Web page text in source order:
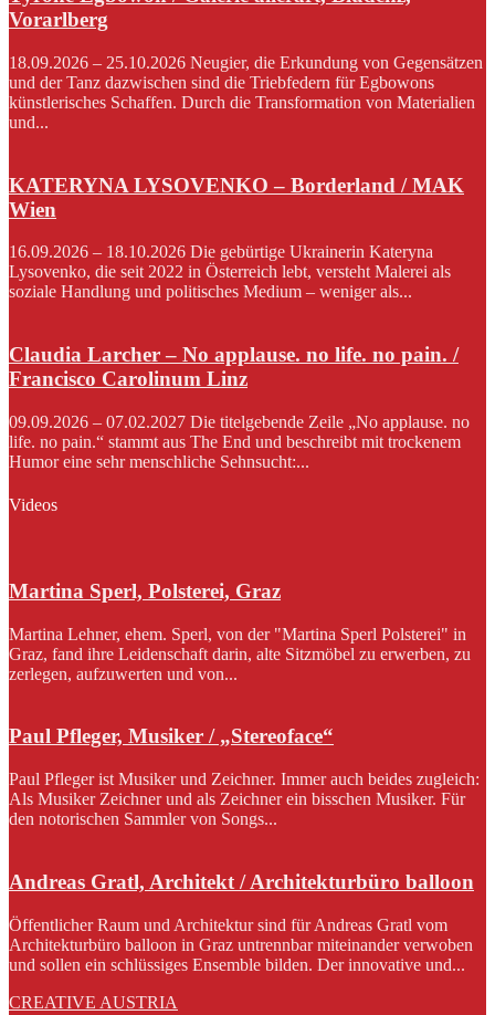
Vorarlberg
18.09.2026 – 25.10.2026 Neugier, die Erkundung von Gegensätzen
und der Tanz dazwischen sind die Triebfedern für Egbowons
künstlerisches Schaffen. Durch die Transformation von Materialien
und...
KATERYNA LYSOVENKO – Borderland / MAK
Wien
16.09.2026 – 18.10.2026 Die gebürtige Ukrainerin Kateryna
Lysovenko, die seit 2022 in Österreich lebt, versteht Malerei als
soziale Handlung und politisches Medium – weniger als...
Claudia Larcher – No applause. no life. no pain. /
Francisco Carolinum Linz
09.09.2026 – 07.02.2027 Die titelgebende Zeile „No applause. no
life. no pain.“ stammt aus The End und beschreibt mit trockenem
Humor eine sehr menschliche Sehnsucht:...
Videos
Martina Sperl, Polsterei, Graz
Martina Lehner, ehem. Sperl, von der "Martina Sperl Polsterei" in
Graz, fand ihre Leidenschaft darin, alte Sitzmöbel zu erwerben, zu
zerlegen, aufzuwerten und von...
Paul Pfleger, Musiker / „Stereoface“
Paul Pfleger ist Musiker und Zeichner. Immer auch beides zugleich:
Als Musiker Zeichner und als Zeichner ein bisschen Musiker. Für
den notorischen Sammler von Songs...
Andreas Gratl, Architekt / Architekturbüro balloon
Öffentlicher Raum und Architektur sind für Andreas Gratl vom
Architekturbüro balloon in Graz untrennbar miteinander verwoben
und sollen ein schlüssiges Ensemble bilden. Der innovative und...
CREATIVE AUSTRIA